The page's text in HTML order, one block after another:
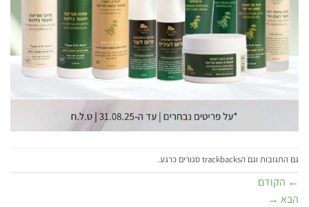
גם התגובות וגם הtrackbacks סגורים כרגע.
← הקודם
הבא →